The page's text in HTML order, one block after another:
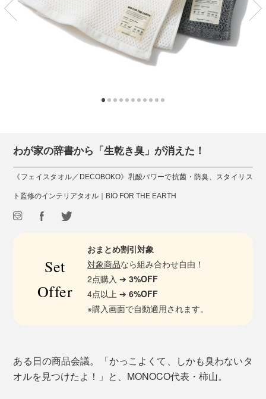
わが家の辞書から「生乾き臭」が消えた！
《フェイスタオル／DECOBOKO》乳酸パワーで抗菌・防臭、スタイリス
ト監修のインテリアタオル｜BIO FOR THE EARTH
Set
Offer
おまとめ割引対象
対象商品なら組み合わせ自由！
2点購入 ➔3%OFF
4点以上 ➔6%OFF
※購入画面で自動適用されます。
ある日の商品会議。「かっこよくて、しかも臭わないタ
オルを見つけたよ！」と、MONOCO代表・柿山。